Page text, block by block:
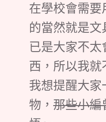
在學校會需要
的當然就是
已是大家不
西，所以我就
我想提醒大
物， 那些小編